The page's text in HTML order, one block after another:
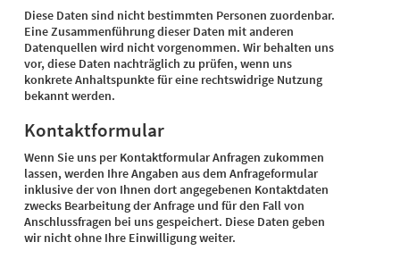
Diese Daten sind nicht bestimmten Personen zuordenbar.
Eine Zusammenführung dieser Daten mit anderen
Datenquellen wird nicht vorgenommen. Wir behalten uns
vor, diese Daten nachträglich zu prüfen, wenn uns
konkrete Anhaltspunkte für eine rechtswidrige Nutzung
bekannt werden.
Kontaktformular
Wenn Sie uns per Kontaktformular Anfragen zukommen
lassen, werden Ihre Angaben aus dem Anfrageformular
inklusive der von Ihnen dort angegebenen Kontaktdaten
zwecks Bearbeitung der Anfrage und für den Fall von
Anschlussfragen bei uns gespeichert. Diese Daten geben
wir nicht ohne Ihre Einwilligung weiter.